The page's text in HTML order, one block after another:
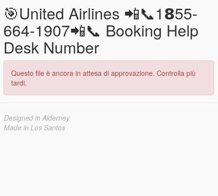
🎯United Airlines 📲📞1𝟴55-
664-1907📲📞 Booking Help
Desk Number
Questo file è ancora in attesa di approvazione. Controlla più
tardi.
Designed in Alderney
Made in Los Santos